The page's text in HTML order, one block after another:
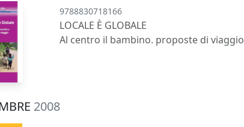
9788830718166
LOCALE È GLOBALE
Al centro il bambino. proposte di viaggio
2008